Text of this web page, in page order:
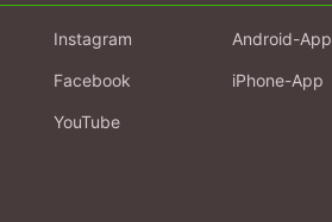
Instagram
Facebook
YouTube
Android-App
iPhone-App